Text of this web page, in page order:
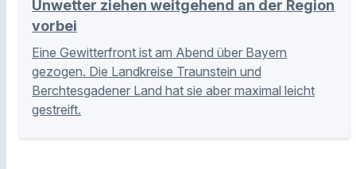
Unwetter ziehen weitgehend an der Region
vorbei
Eine Gewitterfront ist am Abend über Bayern
gezogen. Die Landkreise Traunstein und
Berchtesgadener Land hat sie aber maximal leicht
gestreift.